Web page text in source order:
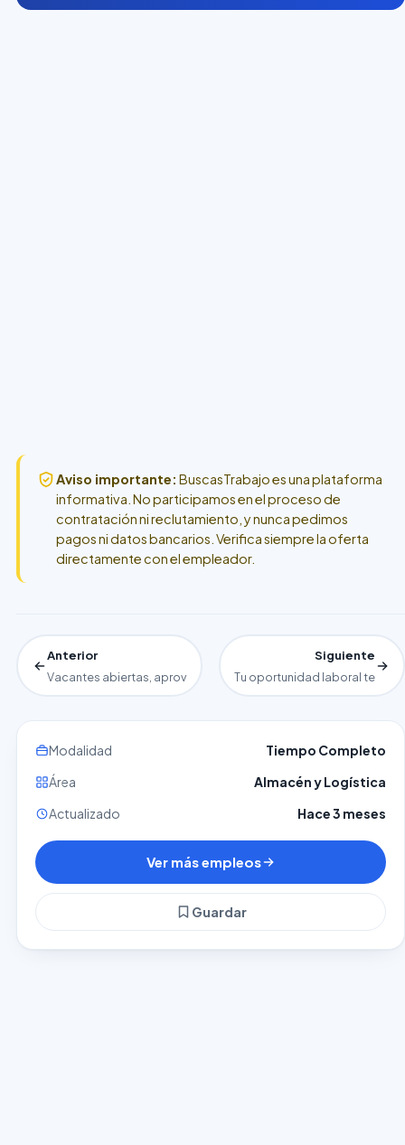
Aviso importante: BuscasTrabajo es una plataforma
informativa. No participamos en el proceso de
contratación ni reclutamiento, y nunca pedimos
pagos ni datos bancarios. Verifica siempre la oferta
directamente con el empleador.
Anterior
Vacantes abiertas, aprovecha ahora como estilista para sesión
Siguiente
Tu oportunidad laboral te
Modalidad
Tiempo Completo
Área
Almacén y Logística
Actualizado
Hace 3 meses
Ver más empleos
Guardar